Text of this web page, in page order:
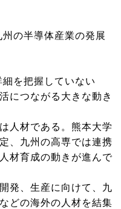
州の半導体産業の発展
を把握していない
につながる大きな動き
人材である。熊本大学
、九州の高専では連携
材育成の動きが進んで
発、生産に向けて、九
どの海外の人材を結集